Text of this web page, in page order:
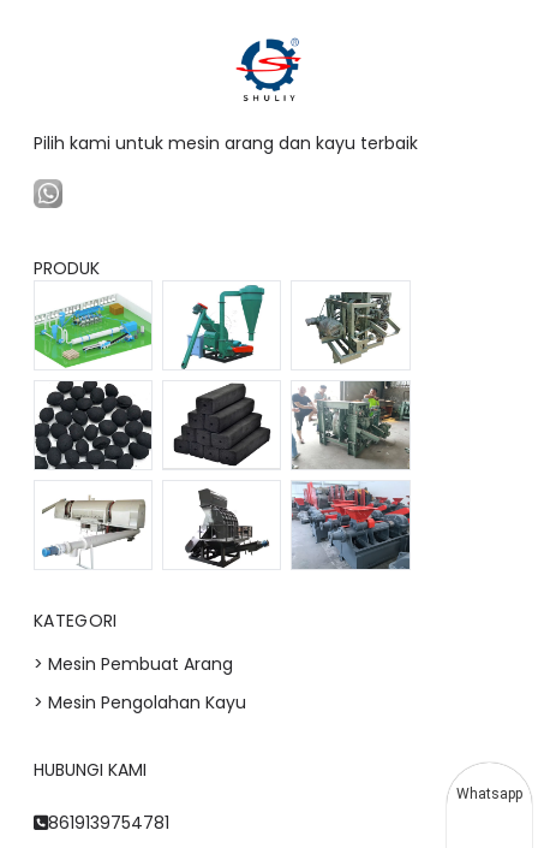
Pilih kami untuk mesin arang dan kayu terbaik
PRODUK
KATEGORI
> Mesin Pembuat Arang
> Mesin Pengolahan Kayu
HUBUNGI KAMI
8619139754781
Whatsapp